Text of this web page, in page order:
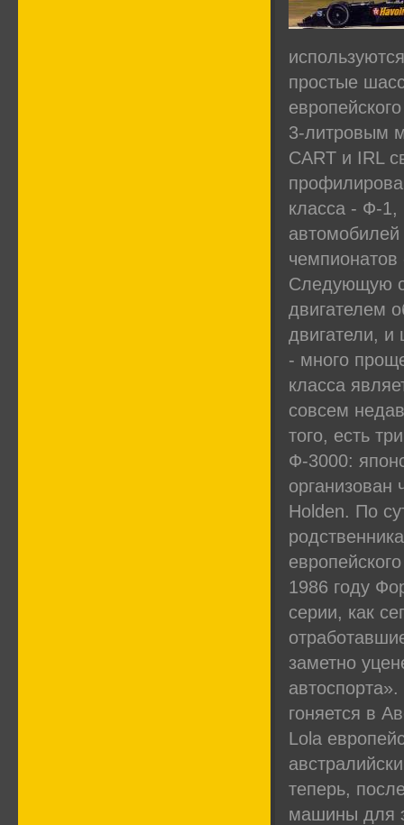
простые
3-литровым
CART и IRL
класса - Ф-1,
Следующую
двигателем
двигатели, и
- много
класса
совсем
того, есть
Ф-3000:
Holden. По
1986 году
серии, как
заметно
гоняется в
Lola
теперь,
машины для